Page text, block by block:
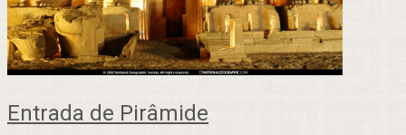
Entrada de Pirâmide